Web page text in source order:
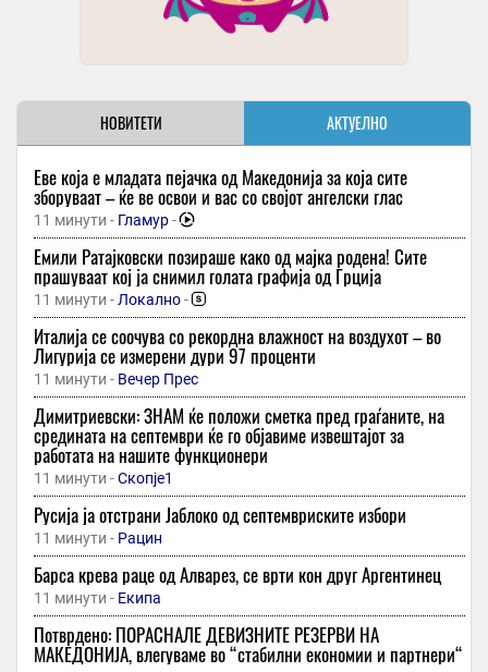
НОВИТЕТИ АКТУЕЛНО
Еве која е младата пејачка од Македонија за која сите
зборуваат – ќе ве освои и вас со својот ангелски глас
11 минути - Гламур-
Емили Ратајковски позираше како од мајка родена! Сите
прашуваат кој ја снимил голата графија од Грција
11 минути - Локално-
Италија се соочува со рекордна влажност на воздухот – во
Лигурија се измерени дури 97 проценти
11 минути - Вечер Прес
Димитриевски: ЗНАМ ќе положи сметка пред граѓаните, на
средината на септември ќе го објавиме извештајот за
работата на нашите функционери
11 минути -Скопје1
Русија ја отстрани Јаблоко од септемвриските избори
11 минути - Рацин
Барса крева раце од Алварез, се врти кон друг Аргентинец
11 минути - Екипа
Потврдено: ПОРАСНАЛЕ ДЕВИЗНИТЕ РЕЗЕРВИ НА
МАКЕДОНИЈА, влегуваме во “стабилни економии и партнери“